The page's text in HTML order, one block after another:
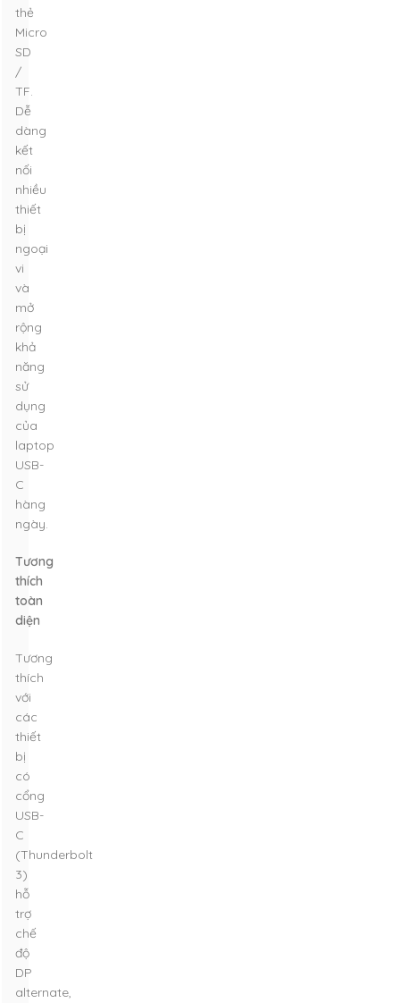
thẻ
Micro
SD
/
TF.
Dễ
dàng
kết
nối
nhiều
thiết
bị
ngoại
vi
và
mở
rộng
khả
năng
sử
dụng
của
laptop
USB-
C
hàng
ngày.
Tương
thích
toàn
diện
Tương
thích
với
các
thiết
bị
có
cổng
USB-
C
(Thunderbolt
3)
hỗ
trợ
chế
độ
DP
alternate,